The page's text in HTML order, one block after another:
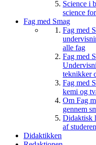
Science i
science
Fag med Smag
Fag med
alle fag
Fag med
teknikker
Fag med
kemi og
Om Fag
gennem
Didaktisk
af
Didaktikken